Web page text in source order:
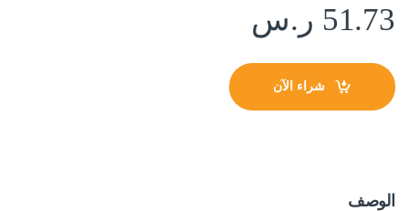
51.73 ر.س
شراء الآن
الوصف